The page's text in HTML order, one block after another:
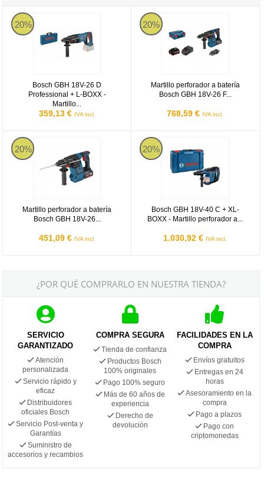
20%
Bosch GBH 18V-26 D
Professional + L-BOXX -
Martillo...
359,13 € IVA incl.
Bosch GBH 18V-26 D Professional + L-BOXX - Martillo perforador
20%
Martillo perforador a batería
Bosch GBH 18V-26 F...
768,59 € IVA incl.
Martillo perforador a batería
20%
Martillo perforador a batería
Bosch GBH 18V-26...
451,09 € IVA incl.
Martillo perforador a batería Bosch GBH 18V-26 Professional en L-
20%
Bosch GBH 18V-40 C + XL-
BOXX - Martillo perforador a...
1.030,92 € IVA incl.
Bosch GBH 18V-40 C + XL-
¿POR QUÉ COMPRARLO EN NUESTRA TIENDA?
SERVICIO
GARANTIZADO
Atención
personalizada
Servicio rápido y
eficaz
Distribuidores
oficiales Bosch
Servicio Post-venta y
Garantías
Suministro de
accesorios y recambios
COMPRA SEGURA
Tienda de confianza
Productos Bosch
100% originales
Pago 100% seguro
Más de 60 años de
experiencia
Derecho de
devolución
FACILIDADES EN LA
COMPRA
Envíos gratuitos
Entregas en 24
horas
Asesoramiento en la
compra
Pago a plazos
Pago con
criptomonedas